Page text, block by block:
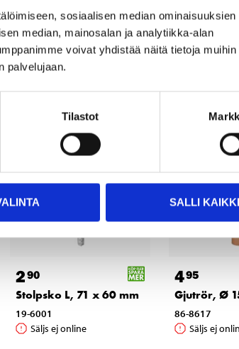
sosiaalisen median
median, mainosalan ja analytiikka-alan
voivat yhdistää näitä tietoja muihin
palvelujaan.
Tilastot
SALLI KAIKKI
också
290
Stolpsko L, 71 x 60 mm
19-6001
Säljs ej online
495
Gjutrör, Ø
86-8617
Säljs ej